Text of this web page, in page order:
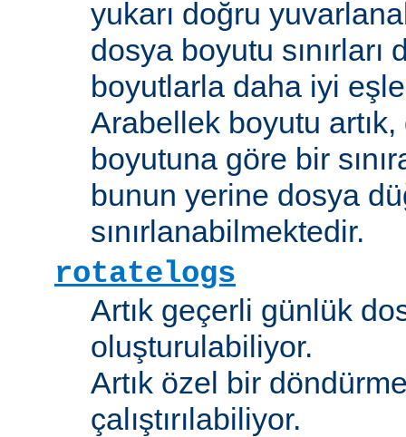
yukarı doğru
dosya boyutu sınırları
boyutlarla daha iyi
Arabellek boyutu
boyutuna göre bir
bunun yerine dosya
sınırlanabilmektedir.
rotatelogs
Artık geçerli günlük
oluşturulabiliyor.
Artık özel bir
çalıştırılabiliyor.